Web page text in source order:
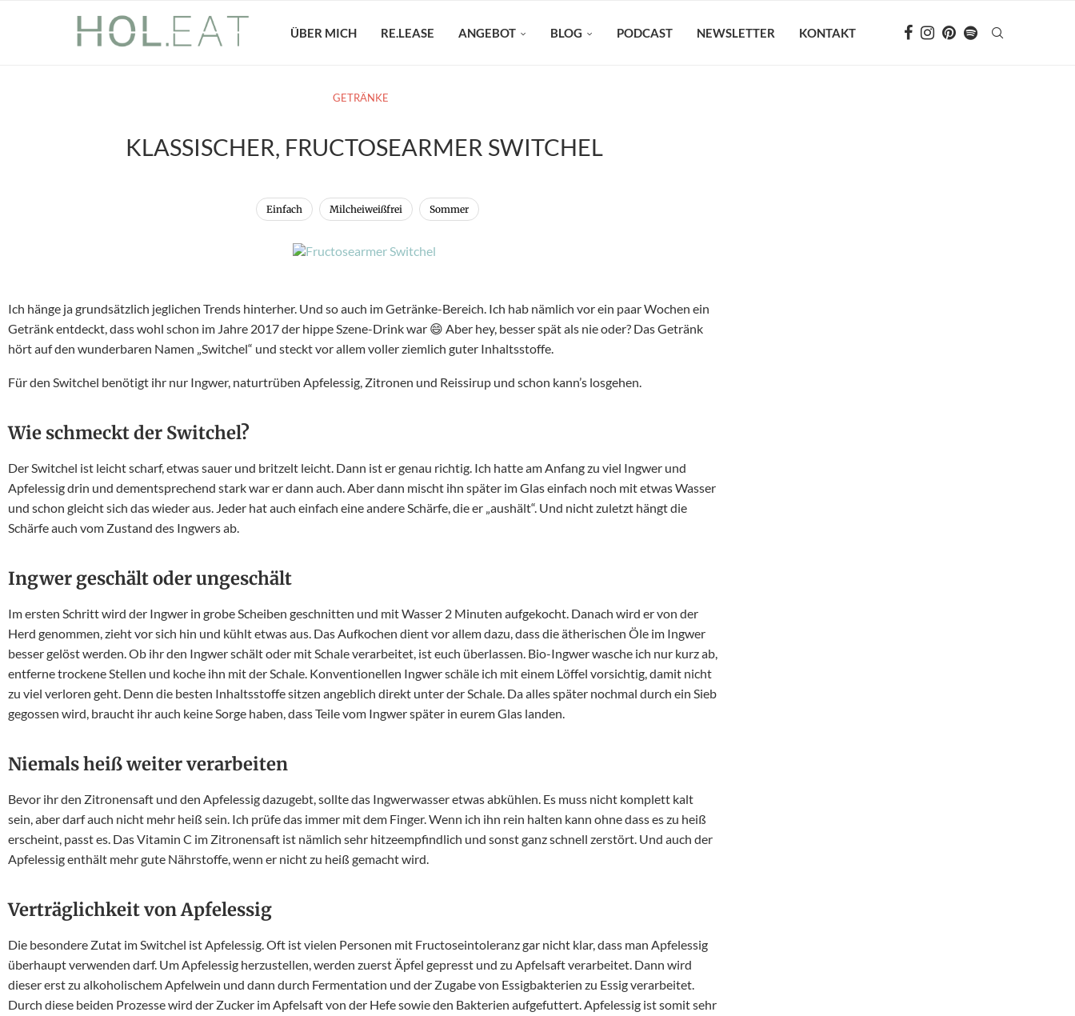
ÜBER MICH RE.LEASE ANGEBOT BLOG PODCAST NEWSLETTER KONTAKT
GETRÄNKE
KLASSISCHER, FRUCTOSEARMER SWITCHEL
Einfach Milcheiweißfrei Sommer
Ich hänge ja grundsätzlich jeglichen Trends hinterher. Und so auch im Getränke-Bereich. Ich hab nämlich vor ein paar Wochen ein
Getränk entdeckt, dass wohl schon im Jahre 2017 der hippe Szene-Drink war 😄 Aber hey, besser spät als nie oder? Das Getränk
hört auf den wunderbaren Namen „Switchel“ und steckt vor allem voller ziemlich guter Inhaltsstoffe.
Für den Switchel benötigt ihr nur Ingwer, naturtrüben Apfelessig, Zitronen und Reissirup und schon kann’s losgehen.
Wie schmeckt der Switchel?
Der Switchel ist leicht scharf, etwas sauer und britzelt leicht. Dann ist er genau richtig. Ich hatte am Anfang zu viel Ingwer und
Apfelessig drin und dementsprechend stark war er dann auch. Aber dann mischt ihn später im Glas einfach noch mit etwas Wasser
und schon gleicht sich das wieder aus. Jeder hat auch einfach eine andere Schärfe, die er „aushält“. Und nicht zuletzt hängt die
Schärfe auch vom Zustand des Ingwers ab.
Ingwer geschält oder ungeschält
Im ersten Schritt wird der Ingwer in grobe Scheiben geschnitten und mit Wasser 2 Minuten aufgekocht. Danach wird er von der
Herd genommen, zieht vor sich hin und kühlt etwas aus. Das Aufkochen dient vor allem dazu, dass die ätherischen Öle im Ingwer
besser gelöst werden. Ob ihr den Ingwer schält oder mit Schale verarbeitet, ist euch überlassen. Bio-Ingwer wasche ich nur kurz ab,
entferne trockene Stellen und koche ihn mit der Schale. Konventionellen Ingwer schäle ich mit einem Löffel vorsichtig, damit nicht
zu viel verloren geht. Denn die besten Inhaltsstoffe sitzen angeblich direkt unter der Schale. Da alles später nochmal durch ein Sieb
gegossen wird, braucht ihr auch keine Sorge haben, dass Teile vom Ingwer später in eurem Glas landen.
Niemals heiß weiter verarbeiten
Bevor ihr den Zitronensaft und den Apfelessig dazugebt, sollte das Ingwerwasser etwas abkühlen. Es muss nicht komplett kalt
sein, aber darf auch nicht mehr heiß sein. Ich prüfe das immer mit dem Finger. Wenn ich ihn rein halten kann ohne dass es zu heiß
erscheint, passt es. Das Vitamin C im Zitronensaft ist nämlich sehr hitzeempfindlich und sonst ganz schnell zerstört. Und auch der
Apfelessig enthält mehr gute Nährstoffe, wenn er nicht zu heiß gemacht wird.
Verträglichkeit von Apfelessig
Die besondere Zutat im Switchel ist Apfelessig. Oft ist vielen Personen mit Fructoseintoleranz gar nicht klar, dass man Apfelessig
überhaupt verwenden darf. Um Apfelessig herzustellen, werden zuerst Äpfel gepresst und zu Apfelsaft verarbeitet. Dann wird
dieser erst zu alkoholischem Apfelwein und dann durch Fermentation und der Zugabe von Essigbakterien zu Essig verarbeitet.
Durch diese beiden Prozesse wird der Zucker im Apfelsaft von der Hefe sowie den Bakterien aufgefuttert. Apfelessig ist somit sehr